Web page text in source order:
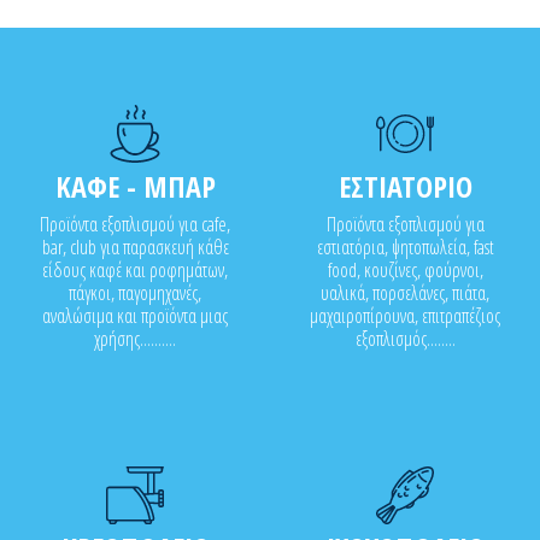
ΚΑΦΕ - ΜΠΑΡ
Προϊόντα εξοπλισμού για cafe,
bar, club για παρασκευή κάθε
είδους καφέ και ροφημάτων,
πάγκοι, παγομηχανές,
αναλώσιμα και προϊόντα μιας
χρήσης..........
ΕΣΤΙΑΤΟΡΙΟ
Προϊόντα εξοπλισμού για
εστιατόρια, ψητοπωλεία, fast
food, κουζίνες, φούρνοι,
υαλικά, πορσελάνες, πιάτα,
μαχαιροπίρουνα, επιτραπέζιος
εξοπλισμός........